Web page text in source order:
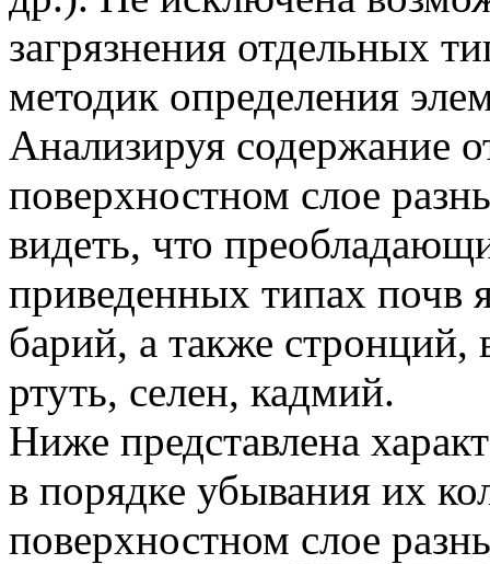
загрязнения отдельных
методик определения
Анализируя содержание
поверхностном слое
видеть, что
приведенных типах почв
барий, а также
ртуть, селен, кадмий.
Ниже представлена
в порядке убывания их
поверхностном слое